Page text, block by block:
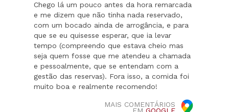
Chego lá um pouco antes da hora remarcada
e me dizem que não tinha nada reservado,
com um bocado ainda de arrogância, e para
que se eu quisesse esperar, que ia levar
tempo (compreendo que estava cheio mas
seja quem fosse que me atendeu a chamada
e pessoalmente, que se entendam com a
gestão das reservas). Fora isso, a comida foi
muito boa e realmente recomendo!
MAIS COMENTÁRIOS
EM GOOGLE